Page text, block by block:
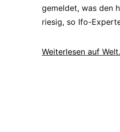
gemeldet, was den
riesig, so Ifo-
Weiterlesen auf